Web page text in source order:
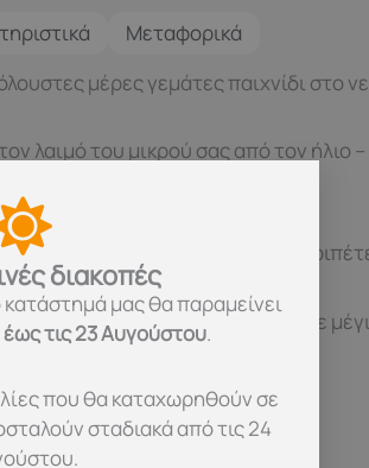
Μεταφορικά
μέρες γεμάτες παιχνίδι στο
του μικρού σας από τον ήλιο –
ακόμα και στις πιο έντονες
Flowerfield για ένα πλήρες σετ με
διακοπές
μας θα παραμείνει
έως τις 23 Αυγούστου.
που θα καταχωρηθούν σε
σταδιακά από τις 24